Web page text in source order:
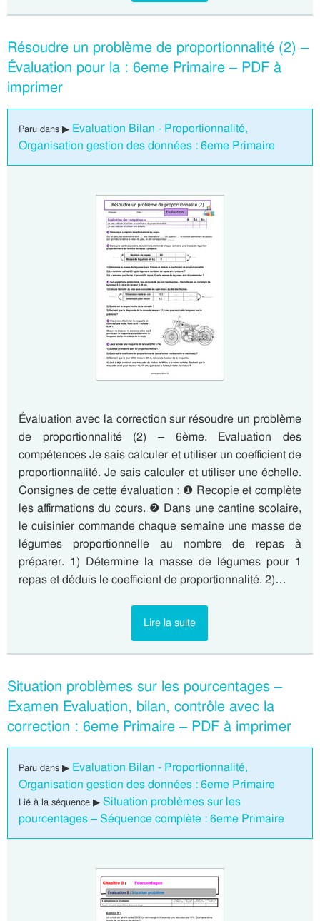
Résoudre un problème de proportionnalité (2) –
Évaluation pour la : 6eme Primaire – PDF à
imprimer
Paru dans ▶ Evaluation Bilan - Proportionnalité,
Organisation gestion des données : 6eme Primaire
Évaluation avec la correction sur résoudre un problème
de proportionnalité (2) – 6ème. Evaluation des
compétences Je sais calculer et utiliser un coefficient de
proportionnalité. Je sais calculer et utiliser une échelle.
Consignes de cette évaluation : ❶ Recopie et complète
les affirmations du cours. ❷ Dans une cantine scolaire,
le cuisinier commande chaque semaine une masse de
légumes proportionnelle au nombre de repas à
préparer. 1) Détermine la masse de légumes pour 1
repas et déduis le coefficient de proportionnalité. 2)…
Lire la suite
Situation problèmes sur les pourcentages –
Examen Evaluation, bilan, contrôle avec la
correction : 6eme Primaire – PDF à imprimer
Paru dans ▶ Evaluation Bilan - Proportionnalité,
Organisation gestion des données : 6eme Primaire
Lié à la séquence ▶ Situation problèmes sur les
pourcentages – Séquence complète : 6eme Primaire